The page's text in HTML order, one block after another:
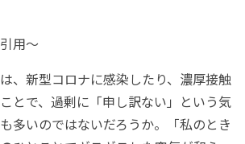
用～
、新型コロナに感染したり、濃厚接触
とで、過剰に「申し訳ない」という気
多いのではないだろうか。「私のとき